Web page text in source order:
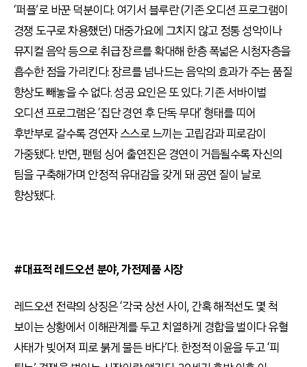
‘퍼플’로 바꾼 덕분이다. 여기서 블루란 (기존 오디션 프로그램이
경쟁 도구로 차용했던) 대중가요에 그치지 않고 정통 성악이나
뮤지컬 음악 등으로 취급 장르를 확대해 한층 폭넓은 시청자층을
흡수한 점을 가리킨다. 장르를 넘나드는 음악의 효과가 주는 품질
향상도 빼놓을 수 없다. 성공 요인은 또 있다. 기존 서바이벌
오디션 프로그램은 ‘집단 경연 후 단독 무대’ 형태를 띠어
후반부로 갈수록 경연자 스스로 느끼는 고립감과 피로감이
가중됐다. 반면, 팬텀 싱어 출연진은 경연이 거듭될수록 자신의
팀을 구축해가며 안정적 유대감을 갖게 돼 공연 질이 날로
향상됐다.
#대표적 레드오션 분야, 가전제품 시장
레드오션 전략의 상징은 ‘각국 상선 사이, 간혹 해적선도 몇 척
보이는 상황에서 이해관계를 두고 치열하게 경합을 벌이다 유혈
사태가 빚어져 피로 붉게 물든 바다’다. 한정적 이윤을 두고 ‘피